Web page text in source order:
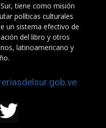
tiene como misión
políticas culturales
un sistema efectivo de
del libro y otros
latinoamericano y